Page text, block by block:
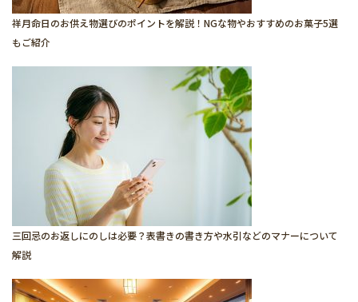
祥月命日のお供え物選びのポイントを解説！NGな物やおすすめのお菓子5選
もご紹介
三回忌のお返しにのしは必要？表書きの書き方や水引などのマナーについて
解説